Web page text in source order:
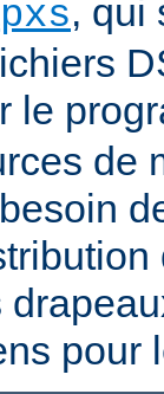
, qui
le
de
pour